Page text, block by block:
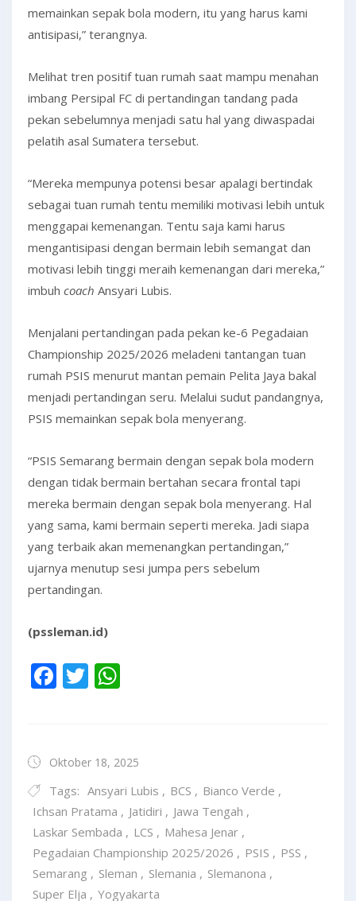
memainkan sepak bola modern, itu yang harus kami
antisipasi,” terangnya.
Melihat tren positif tuan rumah saat mampu menahan
imbang Persipal FC di pertandingan tandang pada
pekan sebelumnya menjadi satu hal yang diwaspadai
pelatih asal Sumatera tersebut.
“Mereka mempunya potensi besar apalagi bertindak
sebagai tuan rumah tentu memiliki motivasi lebih untuk
menggapai kemenangan. Tentu saja kami harus
mengantisipasi dengan bermain lebih semangat dan
motivasi lebih tinggi meraih kemenangan dari mereka,”
imbuh coach Ansyari Lubis.
Menjalani pertandingan pada pekan ke-6 Pegadaian
Championship 2025/2026 meladeni tantangan tuan
rumah PSIS menurut mantan pemain Pelita Jaya bakal
menjadi pertandingan seru. Melalui sudut pandangnya,
PSIS memainkan sepak bola menyerang.
“PSIS Semarang bermain dengan sepak bola modern
dengan tidak bermain bertahan secara frontal tapi
mereka bermain dengan sepak bola menyerang. Hal
yang sama, kami bermain seperti mereka. Jadi siapa
yang terbaik akan memenangkan pertandingan,”
ujarnya menutup sesi jumpa pers sebelum
pertandingan.
(pssleman.id)
Facebook
Twitter
Oktober 18, 2025
Tags: Ansyari Lubis , BCS , Bianco Verde ,
Ichsan Pratama , Jatidiri , Jawa Tengah ,
Laskar Sembada , LCS , Mahesa Jenar ,
Pegadaian Championship 2025/2026 , PSIS , PSS ,
Semarang , Sleman , Slemania , Slemanona ,
Super Elja , Yogyakarta